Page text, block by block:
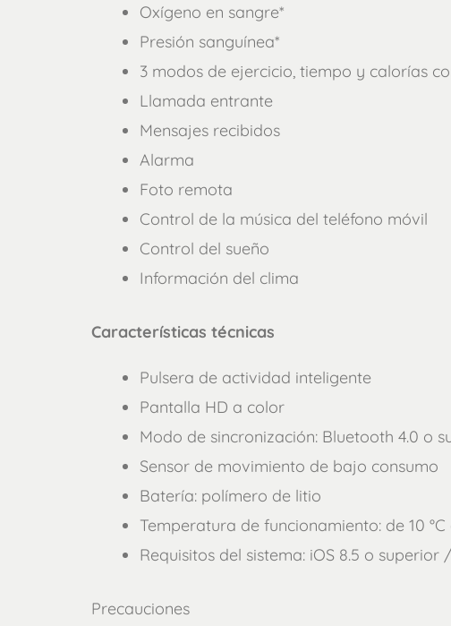
Oxígeno en sangre*
Presión sanguínea*
3 modos de ejercicio, tiempo y calorías
Llamada entrante
Mensajes recibidos
Alarma
Foto remota
Control de la música del teléfono móvil
Control del sueño
Información del clima
Características técnicas
Pulsera de actividad inteligente
Pantalla HD a color
Modo de sincronización: Bluetooth 4.0 o
Sensor de movimiento de bajo consumo
Batería: polímero de litio
Temperatura de funcionamiento: de 10 °C
Requisitos del sistema: iOS 8.5 o
Precauciones